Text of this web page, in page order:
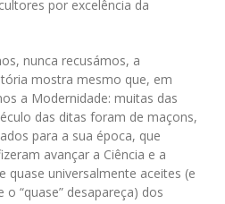
por excelência da
nunca recusámos, a
mostra mesmo que, em
a Modernidade: muitas das
das ditas foram de maçons,
para a sua época, que
avançar a Ciência e a
quase universalmente aceites (e
“quase” desapareça) dos